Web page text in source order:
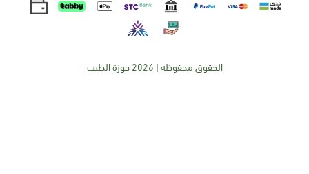
الحقوق محفوظة | 2026 جوزة الطيب